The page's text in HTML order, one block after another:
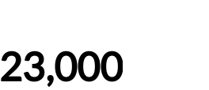
23,000